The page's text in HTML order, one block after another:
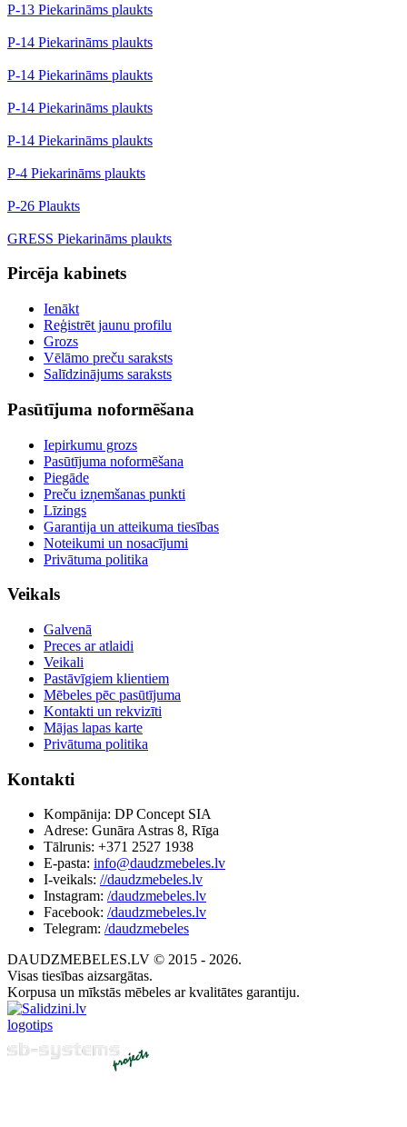
P-13 Piekarināms plaukts
P-14 Piekarināms plaukts
P-14 Piekarināms plaukts
P-14 Piekarināms plaukts
P-14 Piekarināms plaukts
P-4 Piekarināms plaukts
P-26 Plaukts
GRESS Piekarināms plaukts
Pircēja kabinets
Ienākt
Reģistrēt jaunu profilu
Grozs
Vēlāmo preču saraksts
Salīdzinājums saraksts
Pasūtījuma noformēšana
Iepirkumu grozs
Pasūtījuma noformēšana
Piegāde
Preču izņemšanas punkti
Līzings
Garantija un atteikuma tiesības
Noteikumi un nosacījumi
Privātuma politika
Veikals
Galvenā
Preces ar atlaidi
Veikali
Pastāvīgiem klientiem
Mēbeles pēc pasūtījuma
Kontakti un rekvizīti
Mājas lapas karte
Privātuma politika
Kontakti
Kompānija: DP Concept SIA
Adrese: Gunāra Astras 8, Rīga
Tālrunis: +371 2527 1938
E-pasta: info@daudzmebeles.lv
I-veikals: //daudzmebeles.lv
Instagram: /daudzmebeles.lv
Facebook: /daudzmebeles.lv
Telegram: /daudzmebeles
DAUDZMEBELES.LV © 2015 - 2026.
Visas tiesības aizsargātas.
Korpusa un mīkstās mēbeles ar kvalitātes garantiju.